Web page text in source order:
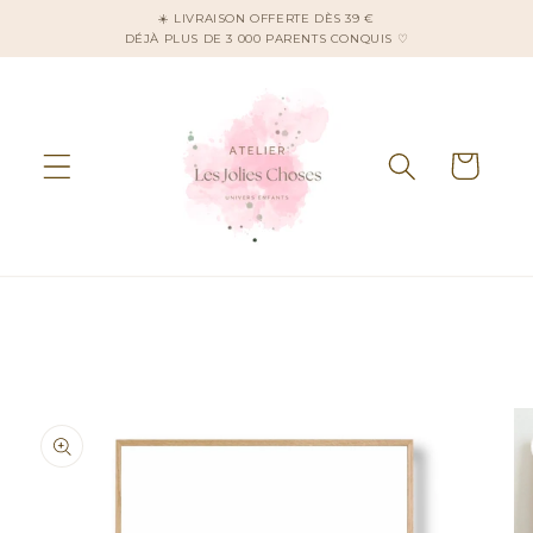
au
☀️ LIVRAISON OFFERTE DÈS 39 €
DÉJÀ PLUS DE 3 000 PARENTS CONQUIS ♡
Panier